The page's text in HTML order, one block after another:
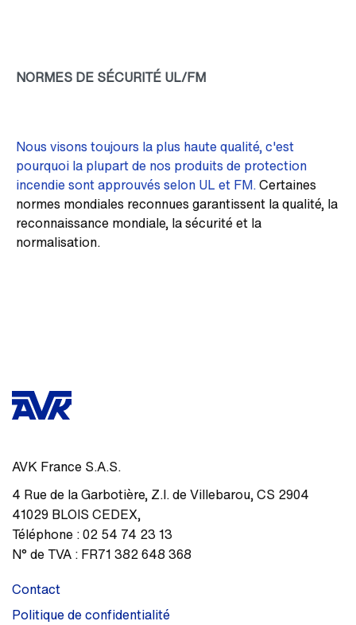
NORMES DE SÉCURITÉ UL/FM
Nous visons toujours la plus haute qualité, c'est
pourquoi la plupart de nos produits de protection
incendie sont approuvés selon UL et FM.Certaines
normes mondiales reconnues garantissent la qualité, la
reconnaissance mondiale, la sécurité et la
normalisation.
AVK France S.A.S.
4 Rue de la Garbotière, Z.I. de Villebarou, CS 2904
41029 BLOIS CEDEX,
Téléphone :02 54 74 23 13
N° de TVA : FR71 382 648 368
Contact
Politique de confidentialité